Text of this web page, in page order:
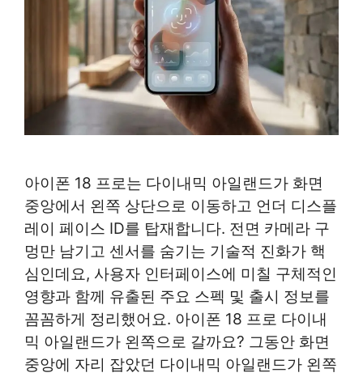
아이폰 18 프로는 다이내믹 아일랜드가 화면
중앙에서 왼쪽 상단으로 이동하고 언더 디스플
레이 페이스 ID를 탑재합니다. 전면 카메라 구
멍만 남기고 센서를 숨기는 기술적 진화가 핵
심인데요, 사용자 인터페이스에 미칠 구체적인
영향과 함께 유출된 주요 스펙 및 출시 정보를
꼼꼼하게 정리했어요. 아이폰 18 프로 다이내
믹 아일랜드가 왼쪽으로 갈까요? 그동안 화면
중앙에 자리 잡았던 다이내믹 아일랜드가 왼쪽